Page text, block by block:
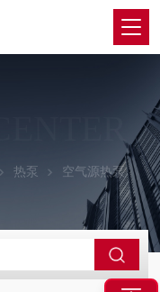
热泵 空气源热泵